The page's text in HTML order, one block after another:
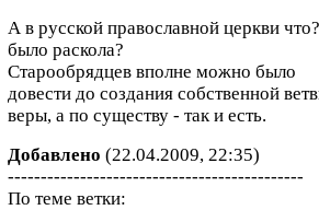
А в русской православной церкви
было раскола?
Старообрядцев вполне можно было
довести до создания собственной
веры, а по существу - так и есть.
Добавлено (22.04.2009, 22:35)
---------------------------------------------
По теме ветки: